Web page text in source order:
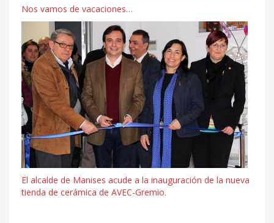
Nos vamos de vacaciones…
El alcalde de Manises acude a la inauguración de la nueva
tienda de cerámica de AVEC-Gremio.